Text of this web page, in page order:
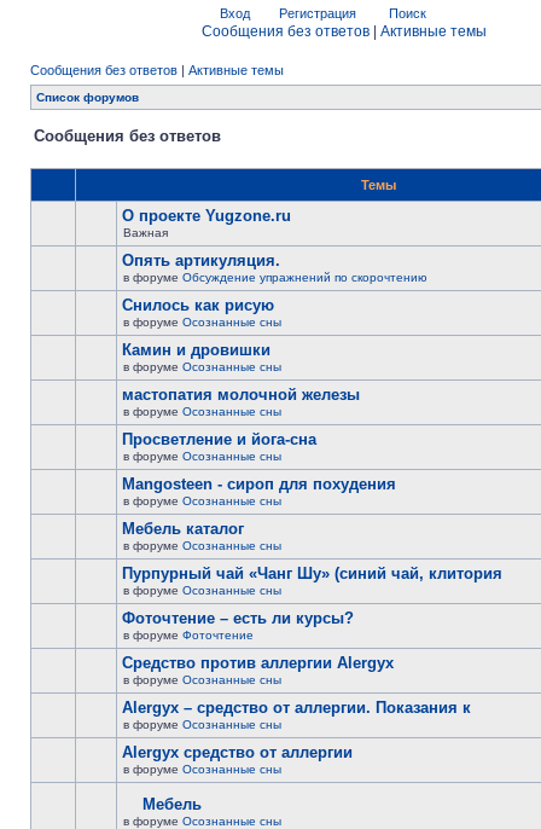
Вход Регистрация Поиск
Сообщения без ответов Активные темы
Сообщения без ответов | Активные темы
Список форумов
Сообщения без ответов
Темы
О проекте Yugzone.ru
Важная
Опять артикуляция.
в форуме Обсуждение упражнений по скорочтению
Снилось как рисую
в форуме Осознанные сны
Камин и дровишки
в форуме Осознанные сны
мастопатия молочной железы
в форуме Осознанные сны
Просветление и йога-сна
в форуме Осознанные сны
Mangosteen - сироп для похудения
в форуме Осознанные сны
Мебель каталог
в форуме Осознанные сны
Пурпурный чай «Чанг Шу» (синий чай, клитория
в форуме Осознанные сны
Фоточтение – есть ли курсы?
в форуме Фоточтение
Cредство против аллергии Alergyx
в форуме Осознанные сны
Alergyx – средство от аллергии. Показания к
в форуме Осознанные сны
Alergyx средство от аллергии
в форуме Осознанные сны
Мебель
в форуме Осознанные сны